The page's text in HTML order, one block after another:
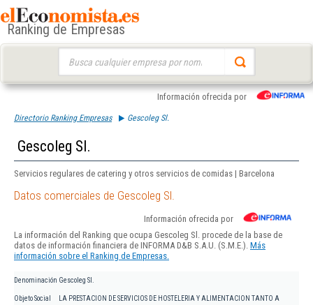
Ranking de Empresas
Información ofrecida por
Directorio Ranking Empresas Gescoleg Sl.
Gescoleg Sl.
Servicios regulares de catering y otros servicios de comidas | Barcelona
Datos comerciales de Gescoleg Sl.
Información ofrecida por
La información del Ranking que ocupa Gescoleg Sl. procede de la base de
datos de información financiera de INFORMA D&B S.A.U. (S.M.E.). Más
información sobre el Ranking de Empresas.
Denominación Gescoleg Sl.
Objeto Social
LA PRESTACION DE SERVICIOS DE HOSTELERIA Y ALIMENTACION TANTO A